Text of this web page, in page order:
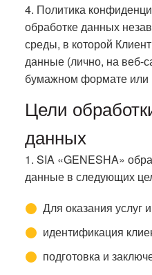
4. Политика
обработке данных
среды, в которой
данные (лично, на веб-
бумажном формате или
Цели
данных
1. SIA «GENESHA»
данные в следующих
Для оказания услуг
идентификация
подготовка и